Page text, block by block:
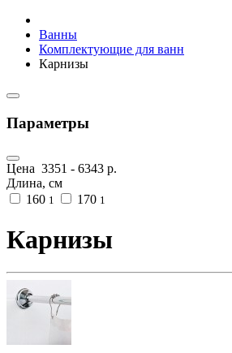
Ванны
Комплектующие для ванн
Карнизы
Параметры
Цена 3351 - 6343 р.
Длина, см
160 1 170 1
Карнизы